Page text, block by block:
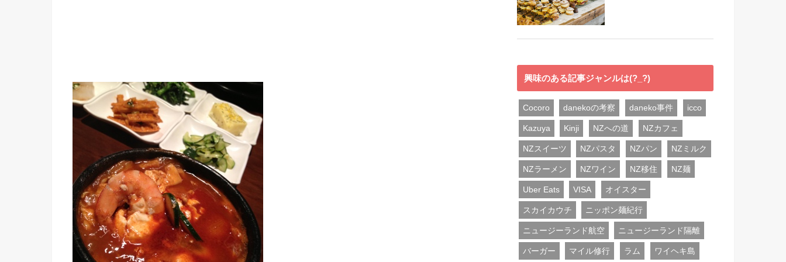
興味のある記事ジャンルは(?_?)
Cocoro danekoの考察 daneko事件 icco
Kazuya Kinji NZへの道 NZカフェ
NZスイーツ NZパスタ NZパン NZミルク
NZラーメン NZワイン NZ移住 NZ麺
Uber Eats VISA オイスター
スカイカウチ ニッポン麺紀行
ニュージーランド航空 ニュージーランド隔離
バーガー マイル修行 ラム ワイヘキ島